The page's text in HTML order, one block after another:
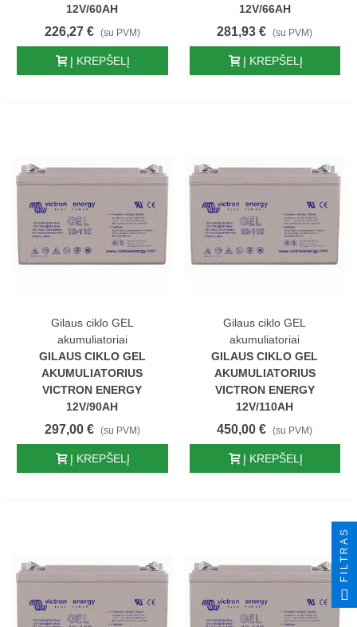
12V/60AH
226,27 € (su PVM)
Į KREPŠELĮ
12V/66AH
281,93 € (su PVM)
Į KREPŠELĮ
Gilaus ciklo GEL
akumuliatoriai
GILAUS CIKLO GEL
AKUMULIATORIUS
VICTRON ENERGY
12V/90AH
297,00 € (su PVM)
Į KREPŠELĮ
Gilaus ciklo GEL
akumuliatoriai
GILAUS CIKLO GEL
AKUMULIATORIUS
VICTRON ENERGY
12V/110AH
450,00 € (su PVM)
Į KREPŠELĮ
FILTRAS